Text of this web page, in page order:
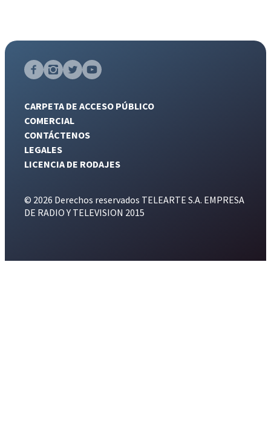
CARPETA DE ACCESO PÚBLICO
COMERCIAL
CONTÁCTENOS
LEGALES
LICENCIA DE RODAJES
© 2026 Derechos reservados TELEARTE S.A. EMPRESA
DE RADIO Y TELEVISION 2015